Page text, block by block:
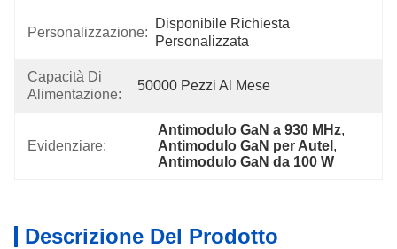
Personalizzazione:
Disponibile Richiesta
Personalizzata
Capacità Di
Alimentazione:
50000 Pezzi Al Mese
Evidenziare:
Antimodulo GaN a 930 MHz,
Antimodulo GaN per Autel ,
Antimodulo GaN da 100 W
Descrizione Del Prodotto